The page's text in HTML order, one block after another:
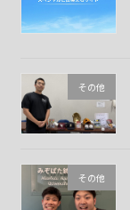
その他
その他